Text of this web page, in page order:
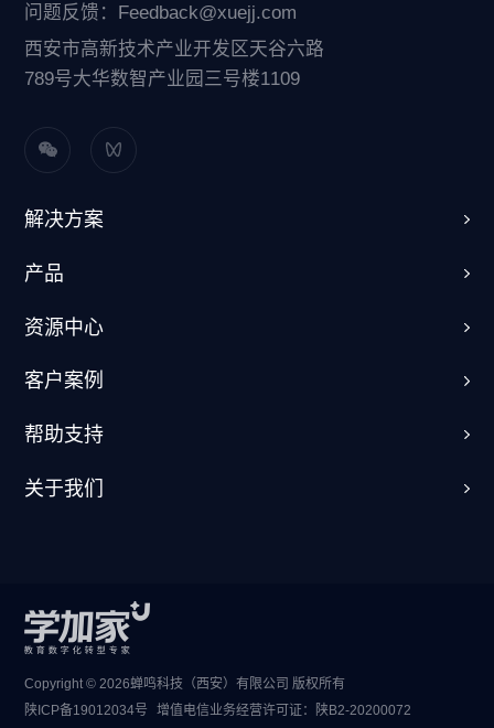
问题反馈：Feedback@xuejj.com
西安市高新技术产业开发区天谷六路
789号大华数智产业园三号楼1109
解决方案
产品
资源中心
客户案例
帮助支持
关于我们
Copyright © 2026蝉鸣科技（西安）有限公司 版权所有
陕ICP备19012034号
增值电信业务经营许可证： 陕B2-20200072